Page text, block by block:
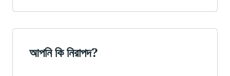
আপনি কি নিরাপদ?